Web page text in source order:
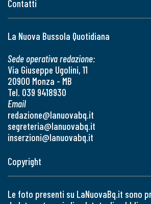
Contatti
La Nuova Bussola Quotidiana
Sede operativa redazione:
Via Giuseppe Ugolini, 11
20900 Monza - MB
Tel. 039 9418930
Email
redazione@lanuovabq.it
segreteria@lanuovabq.it
inserzioni@lanuovabq.it
Copyright
Le foto presenti su LaNuovaBq.it sono